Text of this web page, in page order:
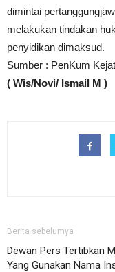
dimintai
melakukan tindakan
penyidikan dimaksud.
Sumber : PenKum
( Wis/Novi/ Ismail M )
Berita sebelumya
Dewan Pers Tertibkan
Yang Gunakan Nama